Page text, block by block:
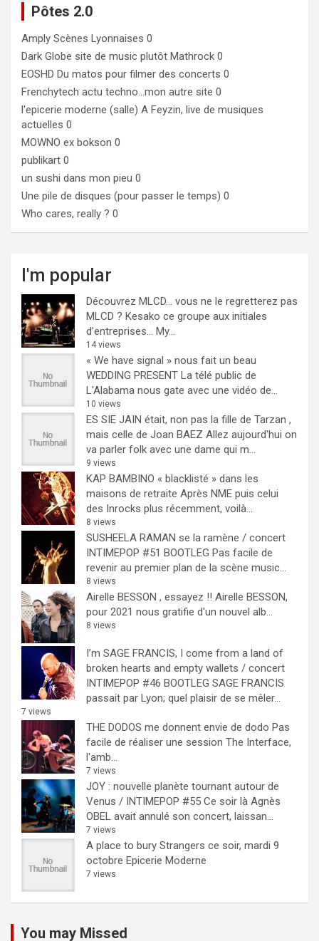
Pôtes 2.0
Amply Scènes Lyonnaises 0
Dark Globe site de music plutôt Mathrock 0
EOSHD Du matos pour filmer des concerts 0
Frenchytech actu techno…mon autre site 0
l'epicerie moderne (salle) A Feyzin, live de musiques
actuelles 0
MOWNO ex bokson 0
publikart 0
un sushi dans mon pieu 0
Une pile de disques (pour passer le temps) 0
Who cares, really ? 0
I'm popular
Découvrez MLCD… vous ne le regretterez pas
MLCD ? Kesako ce groupe aux initiales
d’entreprises… My...
14 views
« We have signal » nous fait un beau
WEDDING PRESENT La télé public de
L'Alabama nous gate avec une vidéo de...
10 views
ES SIE JAIN était, non pas la fille de Tarzan ,
mais celle de Joan BAEZ Allez aujourd'hui on
va parler folk avec une dame qui m...
9 views
KAP BAMBINO « blacklisté » dans les
maisons de retraite Après NME puis celui
des Inrocks plus récemment, voilà...
8 views
SUSHEELA RAMAN se la ramène / concert
INTIMEPOP #51 BOOTLEG Pas facile de
revenir au premier plan de la scène music...
8 views
Airelle BESSON , essayez !! Airelle BESSON,
pour 2021 nous gratifie d'un nouvel alb...
8 views
I’m SAGE FRANCIS, I come from a land of
broken hearts and empty wallets / concert
INTIMEPOP #46 BOOTLEG SAGE FRANCIS
passait par Lyon; quel plaisir de se mêler...
7 views
THE DODOS me donnent envie de dodo Pas
facile de réaliser une session The Interface,
l'amb...
7 views
JOY : nouvelle planète tournant autour de
Venus / INTIMEPOP #55 Ce soir là Agnès
OBEL avait annulé son concert, laissan...
7 views
A place to bury Strangers ce soir, mardi 9
octobre Epicerie Moderne
7 views
You may Missed